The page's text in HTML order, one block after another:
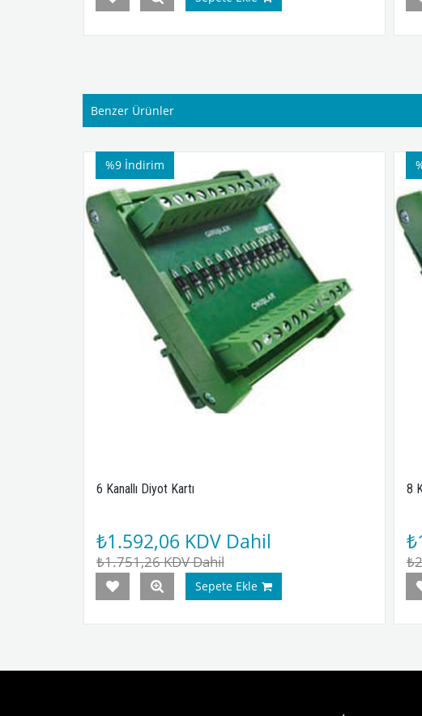
Benzer Ürünler
6 Kanallı Diyot Kartı
₺1.592,06 KDV Dahil
₺1.751,26KDV Dahil
Sepete Ekle
%9 İndirim
8